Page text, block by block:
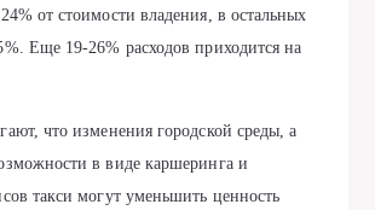
от стоимости владения, в остальных
Еще 19-26% расходов приходится на
что изменения городской среды, а
в виде каршеринга и
такси могут уменьшить ценность